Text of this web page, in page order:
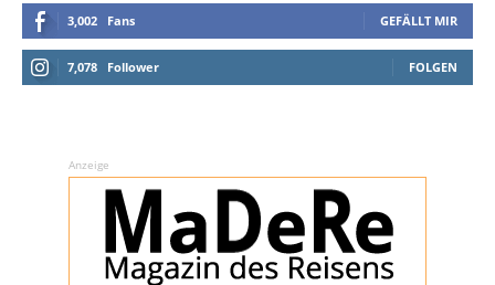
3,002 Fans GEFÄLLT MIR
7,078 Follower FOLGEN
Anzeige